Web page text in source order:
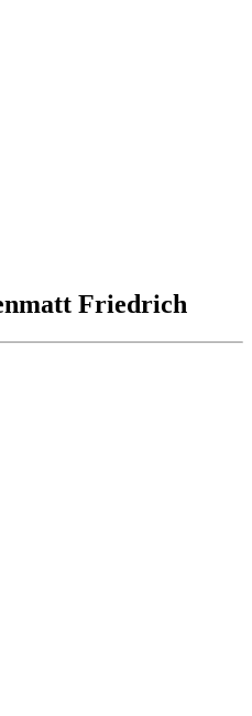
Friedrich